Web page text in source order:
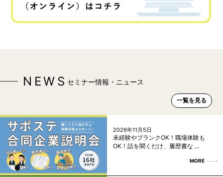
NEWS セミナー情報・ニュース
一覧を見る
2026年11月5日
未経験やブランクOK！職場体験も
OK！話を聞くだけ、履歴書な ...
MORE